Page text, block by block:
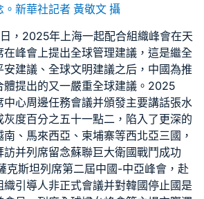
。新華社記者 黃敬文 攝
，2025年上海一起配合組織峰會在天
峰會上提出全球管理建議，這是繼全
建議、全球文明建議之后，中國為推
體提出的又一嚴重全球建議。2025
心周邊任務會議并頒發主要講話張水
度百分之五十一點二，陷入了更深的
、馬來西亞、柬埔寨等西北亞三國，
并列席留念蘇聯巨大衛國戰鬥成功
克斯坦列席第二屆中國-中亞峰會，赴
引導人非正式會議并對韓國停止國是